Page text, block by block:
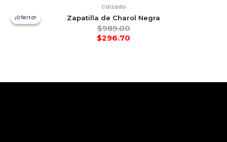
¡Oferta!
¡Oferta!
Calzado
Zapatilla de Charol Negra
$989.00
$296.70